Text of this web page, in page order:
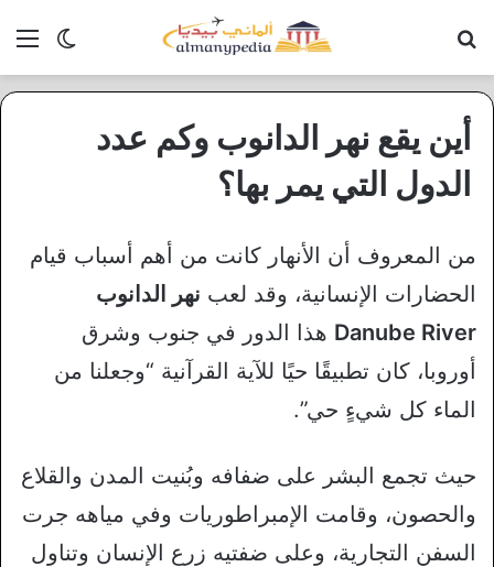
الوضع
أين يقع نهر الدانوب وكم عدد
الدول التي يمر بها؟
من المعروف أن الأنهار كانت من أهم أسباب قيام
الحضارات الإنسانية، وقد لعب نهر الدانوب
Danube River هذا الدور في جنوب وشرق
أوروبا، كان تطبيقًا حيًا للآية القرآنية “وجعلنا من
الماء كل شيءٍ حي”.
حيث تجمع البشر على ضفافه وبُنيت المدن والقلاع
والحصون، وقامت الإمبراطوريات وفي مياهه جرت
السفن التجارية، وعلى ضفتيه زرع الإنسان وتناول